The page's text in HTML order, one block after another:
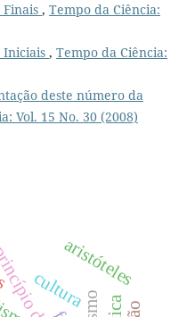
Finais , Tempo da Ciência:
Iniciais , Tempo da Ciência:
deste número da
Vol. 15 No. 30 (2008)
aristóteles
cultura